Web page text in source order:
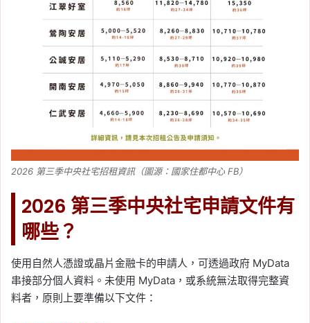
2026 第三季中央社宅招租資訊（圖源：國家住都中心 FB）
2026 第三季中央社宅申請文件有
哪些？
使用自然人憑證或晶片金融卡的申請人，可透過政府 MyData
串接部分個人資料。未使用 MyData，或系統無法取得完整資
料者，原則上要準備以下文件：